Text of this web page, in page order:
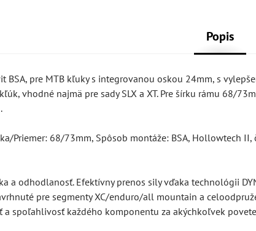
Popis
BSA, pre MTB kľuky s integrovanou oskou 24mm, s
vhodné najmä pre sady SLX a XT. Pre šírku rámu 68/
Priemer: 68/73mm, Spôsob montáže: BSA, Hollowtech
a odhodlanosť. Efektívny prenos sily vďaka technológii
pre segmenty XC/enduro/all mountain a
a spoľahlivosť každého komponentu za akýchkoľvek